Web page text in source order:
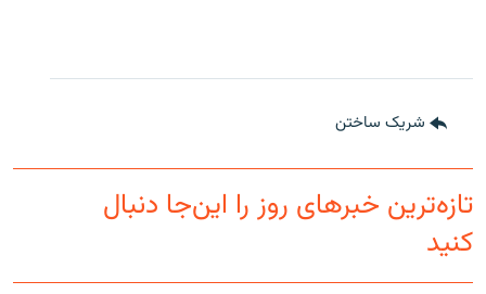
شریک ساختن
تازه‌ترین خبرهای روز را این‌جا دنبال
کنید